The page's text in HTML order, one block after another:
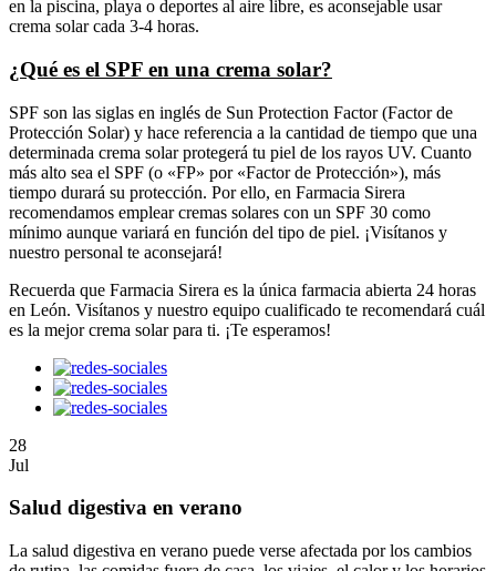
en la piscina, playa o deportes al aire libre, es aconsejable usar
crema solar cada 3-4 horas.
¿Qué es el SPF en una crema solar?
SPF son las siglas en inglés de Sun Protection Factor (Factor de
Protección Solar) y hace referencia a la cantidad de tiempo que una
determinada crema solar protegerá tu piel de los rayos UV. Cuanto
más alto sea el SPF (o «FP» por «Factor de Protección»), más
tiempo durará su protección. Por ello, en Farmacia Sirera
recomendamos emplear cremas solares con un SPF 30 como
mínimo aunque variará en función del tipo de piel. ¡Visítanos y
nuestro personal te aconsejará!
Recuerda que Farmacia Sirera es la única farmacia abierta 24 horas
en León. Visítanos y nuestro equipo cualificado te recomendará cuál
es la mejor crema solar para ti. ¡Te esperamos!
28
Jul
Salud digestiva en verano
La salud digestiva en verano puede verse afectada por los cambios